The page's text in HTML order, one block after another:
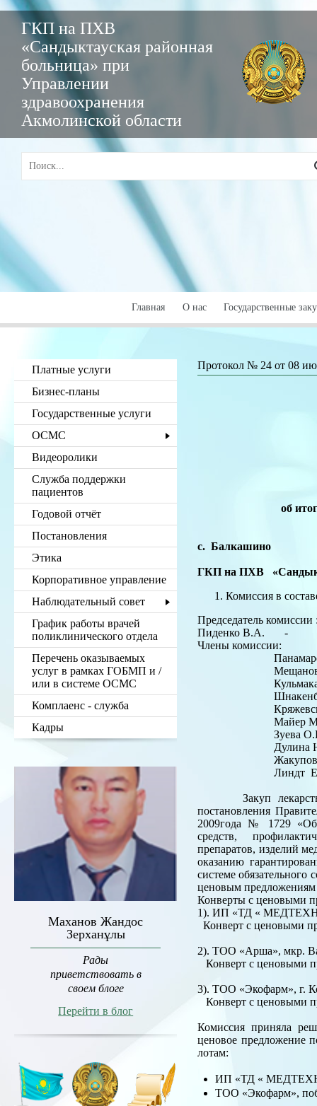
ГКП на ПХВ
«Сандыктауская районная
больница» при
Управлении
здравоохранения
Акмолинской области
Главная О нас Государственные
Платные услуги
Бизнес-планы
Государственные услуги
ОСМС
Видеоролики
Служба поддержки
пациентов
Годовой отчёт
Постановления
Этика
Корпоративное управление
Наблюдательный совет
График работы врачей
поликлинического отдела
Перечень оказываемых
услуг в рамках ГОБМП и /
или в системе ОСМС
Комплаенс - служба
Кадры
Маханов Жандос
Зерханұлы
Рады
приветствовать в
своем блоге
Перейти в блог
Протокол № 24 от 08
об
с.
ГКП на ПХВ
Комиссия в
Председатель комиссии
Пиденко В.А. - зам.
Члены комиссии:
Панамарева
Мещанова
Кульмаканова
Шнакенберг
Кряжевских
Майер М.В. -
Зуева О.Г. -
Дулина Н.Н.
Жакупова
Линдт Е.Я. -
Закуп
постановления
2009года № 1729 «Об
средств,
препаратов, изделий
оказанию
системе
ценовым предложениям
Конверты с ценовыми
1). ИП «ТД «
Конверт с ценовыми
2). ТОО «Арша», мкр.
Конверт с ценовыми
3). ТОО «Экофарм», г.
Конверт с ценовыми
Комиссия приняла
ценовое предложение
лотам:
ИП «ТД «
ТОО «Экофарм»,